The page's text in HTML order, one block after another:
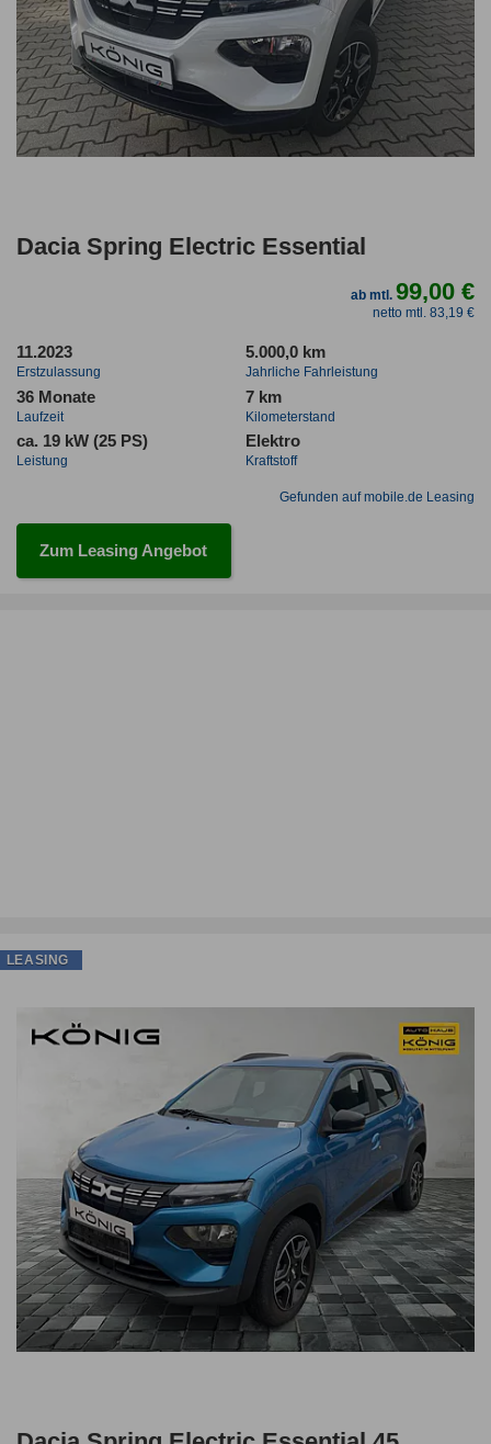
Dacia Spring Electric Essential
ab mtl.99,00 €
netto mtl. 83,19 €
11.2023
Erstzulassung
5.000,0 km
Jahrliche Fahrleistung
36 Monate
Laufzeit
7 km
Kilometerstand
ca. 19 kW (25 PS)
Leistung
Elektro
Kraftstoff
Gefunden auf mobile.de Leasing
Zum Leasing Angebot
LEASING